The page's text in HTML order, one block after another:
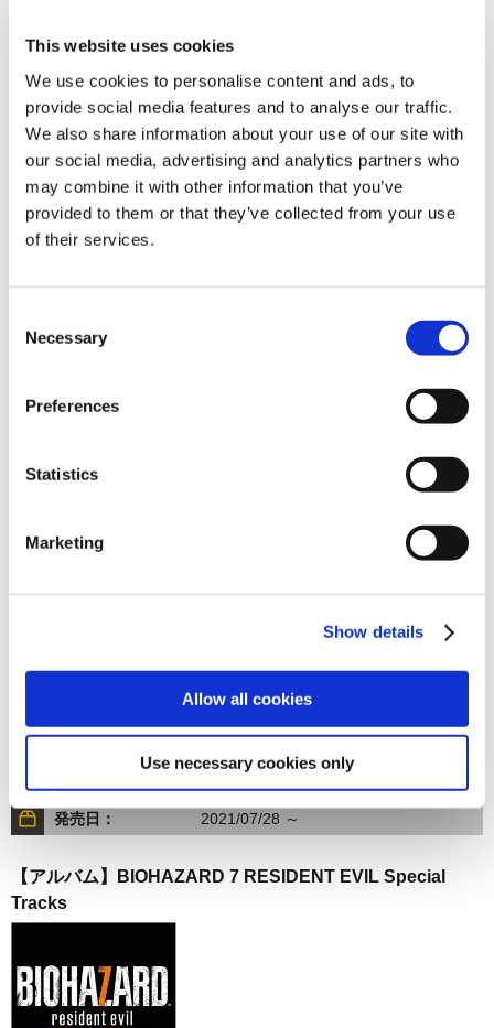
This website uses cookies
We use cookies to personalise content and ads, to
provide social media features and to analyse our traffic.
We also share information about your use of our site with
our social media, advertising and analytics partners who
may combine it with other information that you’ve
provided to them or that they’ve collected from your use
of their services.
Selection
Necessary
Preferences
Statistics
Marketing
Show details
Allow all cookies
Use necessary cookies only
Altanative
1,100円
55ポイント
1,200円 (税込)
60ポイント
発売日： 2021/07/28 ～
【アルバム】BIOHAZARD 7 RESIDENT EVIL Special
Tracks